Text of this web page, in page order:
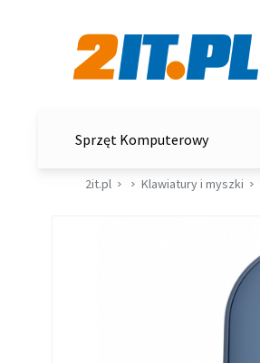
Sprzęt Komputerowy
2it.pl Klawiatury i myszki